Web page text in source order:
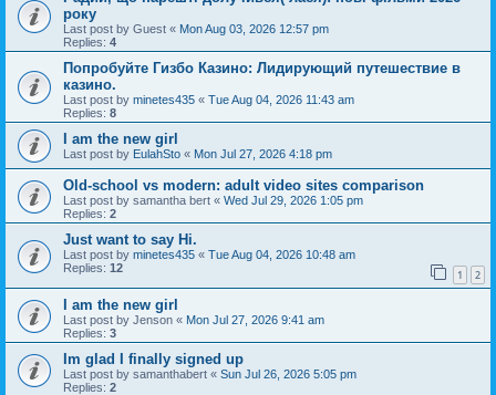
року
Last post by Guest « Mon Aug 03, 2026 12:57 pm
Replies: 4
Попробуйте Гизбо Казино: Лидирующий путешествие в
казино.
Last post by minetes435 « Tue Aug 04, 2026 11:43 am
Replies: 8
I am the new girl
Last post by EulahSto « Mon Jul 27, 2026 4:18 pm
Old-school vs modern: adult video sites comparison
Last post by samantha bert « Wed Jul 29, 2026 1:05 pm
Replies: 2
Just want to say Hi.
Last post by minetes435 « Tue Aug 04, 2026 10:48 am
Replies: 12 1 2
I am the new girl
Last post by Jenson « Mon Jul 27, 2026 9:41 am
Replies: 3
Im glad I finally signed up
Last post by samanthabert « Sun Jul 26, 2026 5:05 pm
Replies: 2